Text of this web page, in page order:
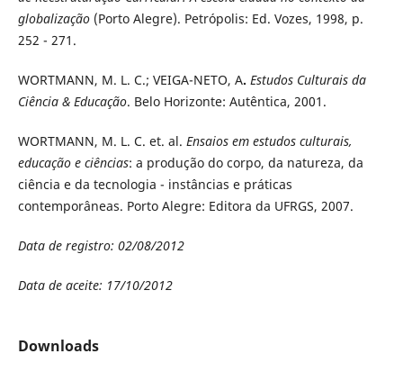
globalização (Porto Alegre). Petrópolis: Ed. Vozes, 1998, p.
252 - 271.
WORTMANN, M. L. C.; VEIGA-NETO, A. Estudos Culturais da
Ciência & Educação. Belo Horizonte: Autêntica, 2001.
WORTMANN, M. L. C. et. al. Ensaios em estudos culturais,
educação e ciências: a produção do corpo, da natureza, da
ciência e da tecnologia - instâncias e práticas
contemporâneas. Porto Alegre: Editora da UFRGS, 2007.
Data de registro: 02/08/2012
Data de aceite: 17/10/2012
Downloads